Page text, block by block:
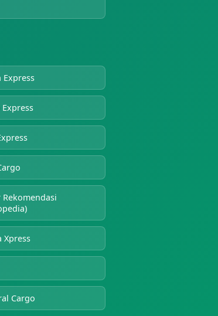
Express
Express
Rekomendasi
Xpress
Cargo